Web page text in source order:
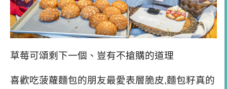
草莓可頌剩下一個、豈有不搶購的道理
喜歡吃菠蘿麵包的朋友最愛表層脆皮,麵包籽真的